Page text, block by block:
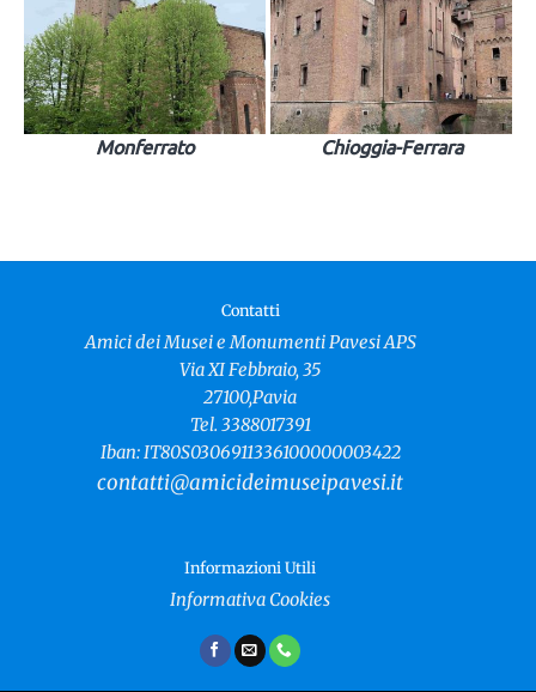
Monferrato Chioggia-Ferrara
Contatti
Amici dei Musei e Monumenti Pavesi APS
Via XI Febbraio, 35
27100,Pavia
Tel. 3388017391
Iban: IT80S0306911336100000003422
contatti@amicideimuseipavesi.it
Informazioni Utili
Informativa Cookies